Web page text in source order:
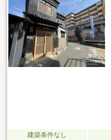
建築条件なし